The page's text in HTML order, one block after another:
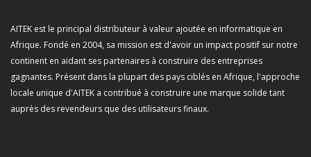
AITEK est le principal distributeur à valeur ajoutée en informatique en
Afrique. Fondé en 2004, sa mission est d'avoir un impact positif sur notre
continent en aidant ses partenaires à construire des entreprises
gagnantes. Présent dans la plupart des pays ciblés en Afrique, l'approche
locale unique d'AITEK a contribué à construire une marque solide tant
auprès des revendeurs que des utilisateurs finaux.